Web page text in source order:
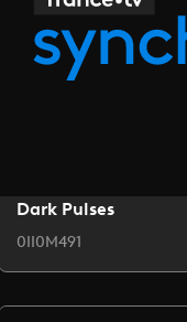
Dark Pulses
0II0M491